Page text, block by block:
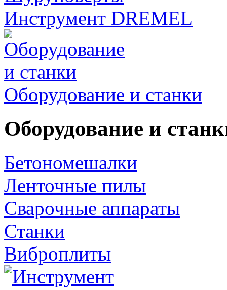
Инструмент DREMEL
Оборудование и станки
Оборудование и
Бетономешалки
Ленточные пилы
Сварочные аппараты
Станки
Виброплиты